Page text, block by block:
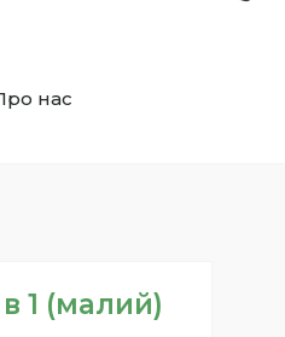
нас
1 (малий)